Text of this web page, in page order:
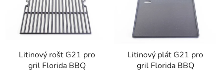
Litinový rošt G21 pro
gril Florida BBQ
Litinový plát G21 pro
gril Florida BBQ